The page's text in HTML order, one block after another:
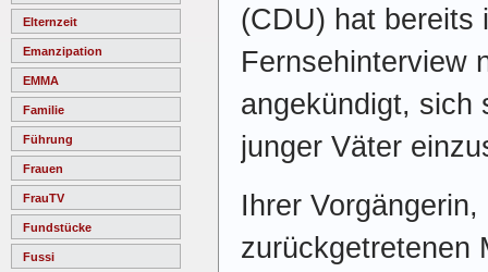
Elternzeit
Emanzipation
EMMA
Familie
Führung
Frauen
FrauTV
Fundstücke
Fussi
(CDU) hat bereits
Fernsehinterview
angekündigt, sich
junger Väter
Ihrer
zurückgetretenen